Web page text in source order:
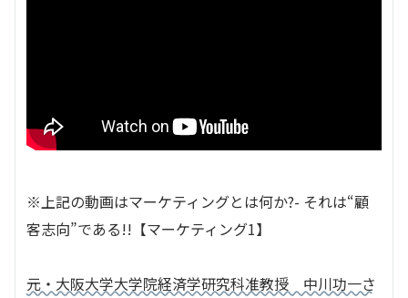
※上記の動画はマーケティングとは何か?- それは“顧
客志向”である!!【マーケティング1】
元・大阪大学大学院経済学研究科准教授 中川功一さ